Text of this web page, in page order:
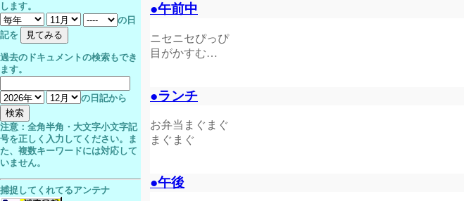
●午前中
ニセニセぴっぴ
目がかすむ…
●ランチ
お弁当まぐまぐ
まぐまぐ
●午後
します。
の日
記を
過去のドキュメントの検索もでき
ます。
の日記から
注意：全角半角・大文字小文字記
号を正しく入力してください。ま
た、複数キーワードには対応して
いません。
捕捉してくれてるアンテナ